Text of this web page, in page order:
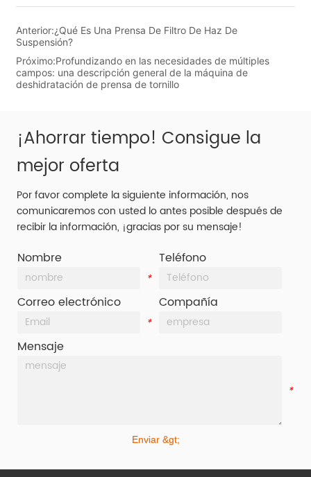
Anterior:¿Qué Es Una Prensa De Filtro De Haz De
Suspensión?
Próximo:Profundizando en las necesidades de múltiples
campos: una descripción general de la máquina de
deshidratación de prensa de tornillo
¡Ahorrar tiempo! Consigue la
mejor oferta
Por favor complete la siguiente información, nos
comunicaremos con usted lo antes posible después de
recibir la información, ¡gracias por su mensaje!
Nombre
*
Teléfono
Correo electrónico
*
Compañía
Mensaje
*
Enviar &gt;